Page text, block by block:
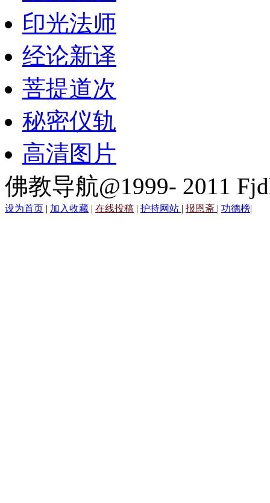
印光法师
经论新译
菩提道次
秘密仪轨
高清图片
佛教导航@1999- 2011
设为首页 | 加入收藏 | 在线投稿 | 护持网站 | 报恩斋 | 功德榜|